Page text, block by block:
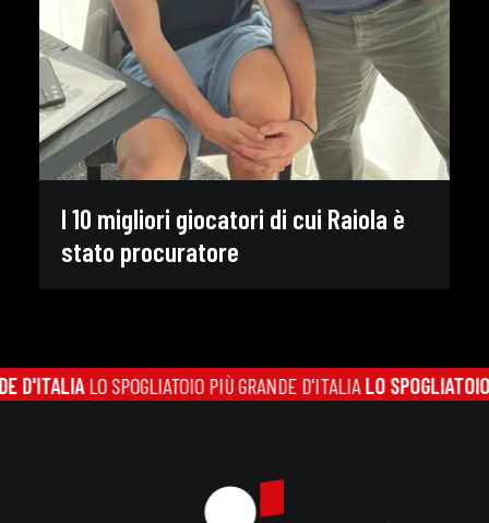
I 10 migliori giocatori di cui Raiola è
stato procuratore
LO SPOGLIATOIO PIÙ GRANDE D'ITALIALO SPOGLIATOIO PIÙ